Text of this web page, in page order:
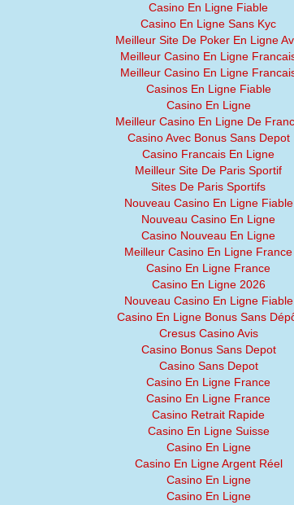
Casino En Ligne Fiable
Casino En Ligne Sans Kyc
Meilleur Site De Poker En Ligne
Meilleur Casino En Ligne
Meilleur Casino En Ligne
Casinos En Ligne Fiable
Casino En Ligne
Meilleur Casino En Ligne De
Casino Avec Bonus Sans Depot
Casino Francais En Ligne
Meilleur Site De Paris Sportif
Sites De Paris Sportifs
Nouveau Casino En Ligne Fiable
Nouveau Casino En Ligne
Casino Nouveau En Ligne
Meilleur Casino En Ligne France
Casino En Ligne France
Casino En Ligne 2026
Nouveau Casino En Ligne Fiable
Casino En Ligne Bonus Sans
Cresus Casino Avis
Casino Bonus Sans Depot
Casino Sans Depot
Casino En Ligne France
Casino En Ligne France
Casino Retrait Rapide
Casino En Ligne Suisse
Casino En Ligne
Casino En Ligne Argent Réel
Casino En Ligne
Casino En Ligne